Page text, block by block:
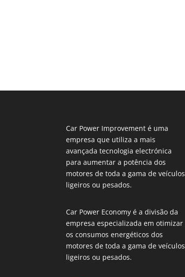
Car Power Improvement é uma
empresa que utiliza a mais
avançada tecnologia electrónica
para aumentar a potência dos
motores de toda a gama de veículos
ligeiros ou pesados.
Car Power Economy é a divisão da
empresa especializada em otimizar
os consumos energéticos dos
motores de toda a gama de veículos
ligeiros ou pesados.